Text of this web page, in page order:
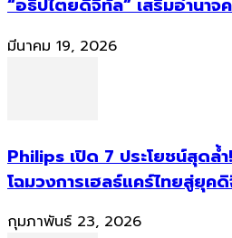
“อธิปไตยดิจิทัล” เสริมอำนาจ
มีนาคม 19, 2026
Philips เปิด 7 ประโยชน์สุดล้
โฉมวงการเฮลธ์แคร์ไทยสู่ยุค
กุมภาพันธ์ 23, 2026